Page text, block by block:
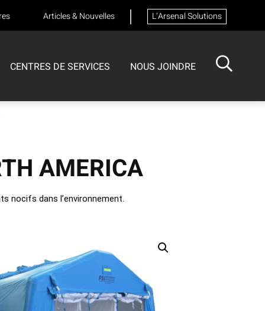
Articles & Nouvelles L’Arsenal Solutions
CENTRES DE SERVICES NOUS JOINDRE
AMERICA
nocifs dans l’environnement.